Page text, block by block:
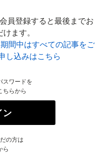
員登録すると最後までお
ます。
間中はすべての記事をご
し込みはこちら
スワードを
ちらから
ン
の方は
ら